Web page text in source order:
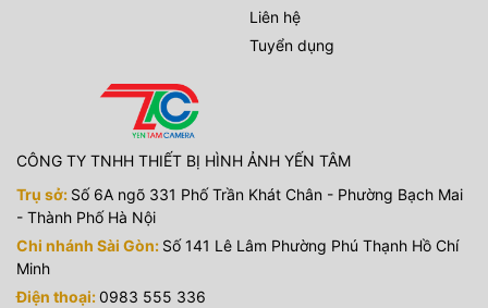
Liên hệ
Tuyển dụng
CÔNG TY TNHH THIẾT BỊ HÌNH ẢNH YẾN TÂM
Trụ sở: Số 6A ngõ 331 Phố Trần Khát Chân - Phường Bạch Mai
- Thành Phố Hà Nội
Chi nhánh Sài Gòn: Số 141 Lê Lâm Phường Phú Thạnh Hồ Chí
Minh
Điện thoại:0983 555 336